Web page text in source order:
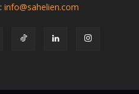
info@sahelien.com